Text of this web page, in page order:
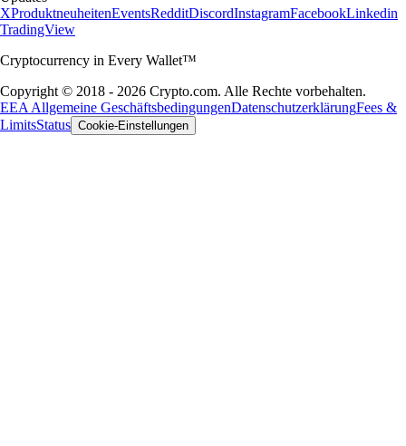
XProduktneuheitenEventsRedditDiscordInstagramFacebookLinkedin
TradingView
Cryptocurrency in Every Wallet™
Copyright © 2018 - 2026 Crypto.com. Alle Rechte vorbehalten.
EEA Allgemeine GeschäftsbedingungenDatenschutzerklärungFees &
LimitsStatus Cookie-Einstellungen